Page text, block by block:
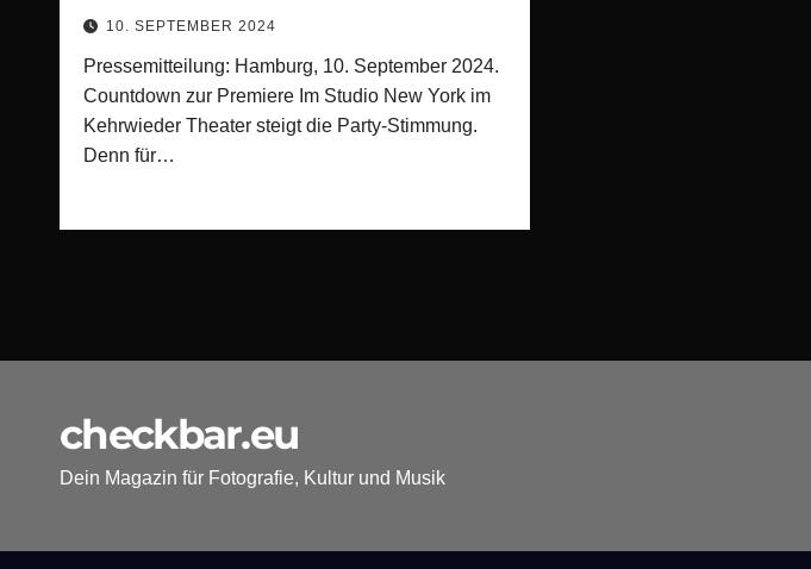
10. SEPTEMBER 2024
Pressemitteilung: Hamburg, 10. September 2024.
Countdown zur Premiere Im Studio New York im
Kehrwieder Theater steigt die Party-Stimmung.
Denn für…
checkbar.eu
Dein Magazin für Fotografie, Kultur und Musik